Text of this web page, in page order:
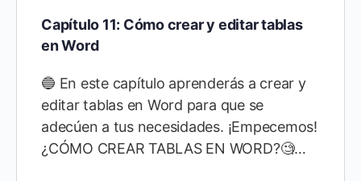
Capítulo 11: Cómo crear y editar tablas
en Word
🔵 En este capítulo aprenderás a crear y
editar tablas en Word para que se
adecúen a tus necesidades. ¡Empecemos!
¿CÓMO CREAR TABLAS EN WORD?🧐…